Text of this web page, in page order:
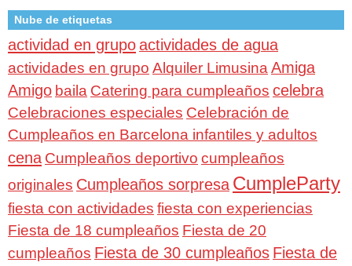
Nube de etiquetas
actividad en grupoactividades de agua
actividades en grupo Alquiler Limusina Amiga
Amigo baila Catering para cumpleaños celebra
Celebraciones especiales Celebración de
Cumpleaños en Barcelona infantiles y adultos
cena Cumpleaños deportivo cumpleaños
originales Cumpleaños sorpresa CumpleParty
fiesta con actividades fiesta con experiencias
Fiesta de 18 cumpleaños Fiesta de 20
cumpleaños Fiesta de 30 cumpleaños Fiesta de